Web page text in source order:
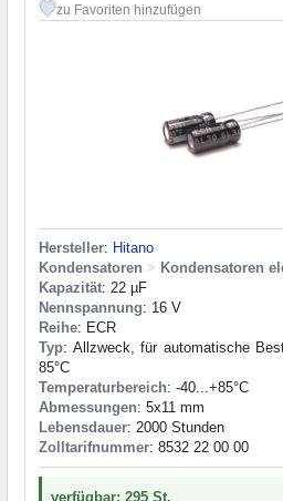
zu Favoriten hinzufügen
Hersteller: Hitano
Kondensatoren > Kondensatoren
Kapazität: 22 µF
Nennspannung: 16 V
Reihe: ECR
Typ: Allzweck, für automatische
85°C
Temperaturbereich: -40...+85°C
Abmessungen: 5x11 mm
Lebensdauer: 2000 Stunden
Zolltarifnummer: 8532 22 00 00
verfügbar: 295 St.